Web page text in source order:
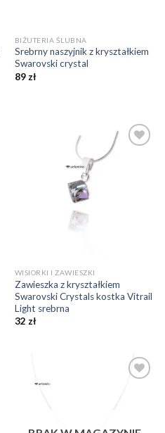
BIŻUTERIA ŚLUBNA
Srebrny naszyjnik z kryształkiem
Swarovski crystal
89 zł
Dodaj do
WISIORKI I ZAWIESZKI
Zawieszka z kryształkiem
Swarovski Crystals kostka Vitrail
Light srebrna
32 zł